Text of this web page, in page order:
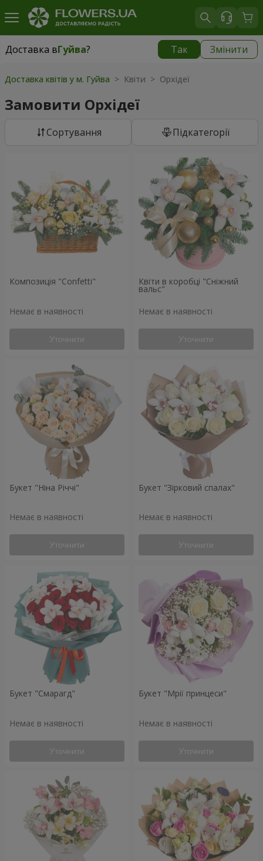
Доставка вГуйва? Так Змінити
Доставка вГуйва
Доставка квітів у м. Гуйва > Квіти > Орхідеї
Замовити Орхідеї
Сортування Підкатегорії
Композиція "Confetti"
Немає в наявності
Уточнити
Квіти в коробці "Сніжний
вальс"
Немає в наявності
Уточнити
Букет "Ніна Річчі"
Немає в наявності
Уточнити
Букет "Зірковий спалах"
Немає в наявності
Уточнити
Букет "Смарагд"
Немає в наявності
Уточнити
Букет "Мрії принцеси"
Немає в наявності
Уточнити